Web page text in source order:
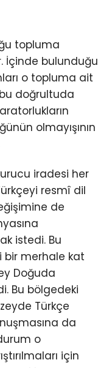
topluma
İçinde bulunduğu
o topluma ait
doğrultuda
olmayışının
iradesi her
resmî dil
de
istedi. Bu
bir merhale kat
Doğuda
Bu bölgedeki
Türkçe
da
o
için